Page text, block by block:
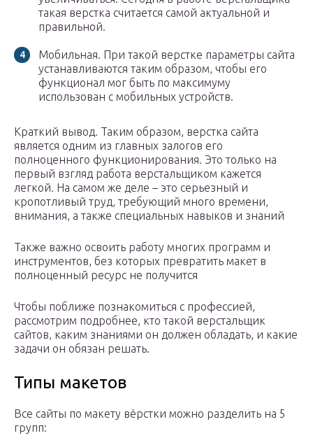
такая верстка считается самой актуальной и
правильной.
Мобильная. При такой верстке параметры сайта
устанавливаются таким образом, чтобы его
функционал мог быть по максимуму
использован с мобильных устройств.
Краткий вывод. Таким образом, верстка сайта
является одним из главных залогов его
полноценного функционирования. Это только на
первый взгляд работа верстальщиком кажется
легкой. На самом же деле – это серьезный и
кропотливый труд, требующий много времени,
внимания, а также специальных навыков и знаний
Также важно освоить работу многих программ и
инструментов, без которых превратить макет в
полноценный ресурс не получится
Чтобы поближе познакомиться с профессией,
рассмотрим подробнее, кто такой верстальщик
сайтов, каким знаниями он должен обладать, и какие
задачи он обязан решать.
Типы макетов
Все сайты по макету вёрстки можно разделить на 5
групп: